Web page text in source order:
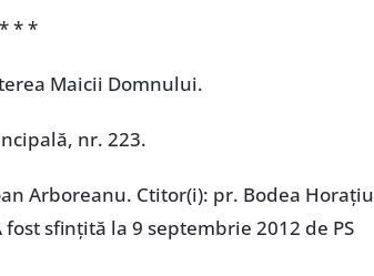
* * *
Maicii Domnului.
nr. 223.
Arboreanu. Ctitor(i): pr. Bodea Horațiu
sfinţită la 9 septembrie 2012 de PS